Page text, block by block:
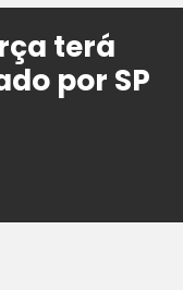
terá
por SP